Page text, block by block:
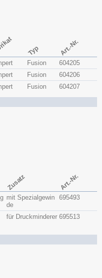
Typ Art.-Nr.
Fusion
604205
Fusion
604206
Fusion 604207
Zusatz Art.-Nr.
mit Spezialgewin
de
695493
für Druckminderer 695513